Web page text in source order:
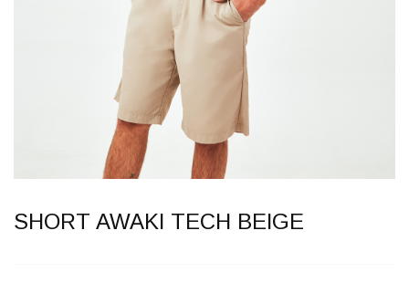
SHORT AWAKI TECH BEIGE